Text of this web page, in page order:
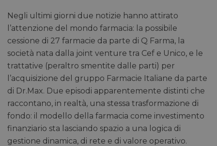
Negli ultimi giorni due notizie hanno attirato
l’attenzione del mondo farmacia: la possibile
cessione di 27 farmacie da parte di Q Farma, la
società nata dalla joint venture tra Cef e Unico, e le
trattative (peraltro smentite dalle parti) per
l’acquisizione del gruppo Farmacie Italiane da parte
di Dr.Max. Due episodi apparentemente distinti che
raccontano, in realtà, una stessa trasformazione di
fondo: il modello della farmacia come investimento
finanziario sta lasciando spazio a una logica di
gestione dinamica, di rete e di valore operativo.